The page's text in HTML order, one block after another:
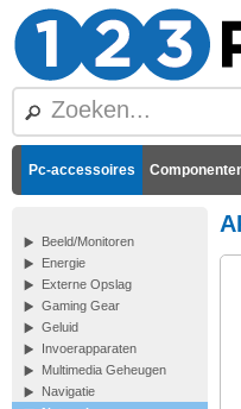
Pc-accessoires
Beeld/Monitoren
Energie
Externe Opslag
Gaming Gear
Geluid
Invoerapparaten
Multimedia Geheugen
Navigatie